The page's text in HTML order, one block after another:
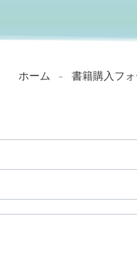
ホーム - 書籍購入フ